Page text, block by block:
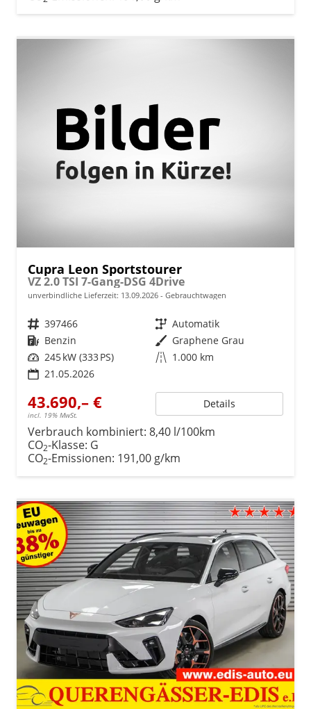
Cupra Leon Sportstourer
VZ 2.0 TSI 7-Gang-DSG 4Drive
unverbindliche Lieferzeit: 13.09.2026 Gebrauchtwagen
Fahrzeugnr. 397466 Getriebe Automatik
Kraftstoff Benzin Außenfarbe Graphene Grau
Leistung 245 kW (333 PS) Kilometerstand 1.000 km
21.05.2026
43.690,– €
incl. 19% MwSt.
Details
Verbrauch kombiniert: 8,40 l/100km
CO2-Klasse: G
CO2-Emissionen: 191,00 g/km